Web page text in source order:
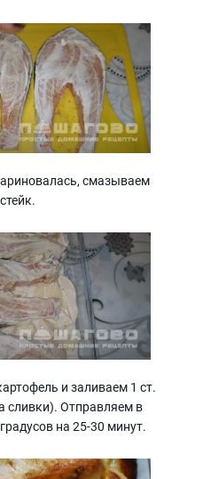
смазываем
и заливаем 1 ст.
сливки). Отправляем в
на 25-30 минут.